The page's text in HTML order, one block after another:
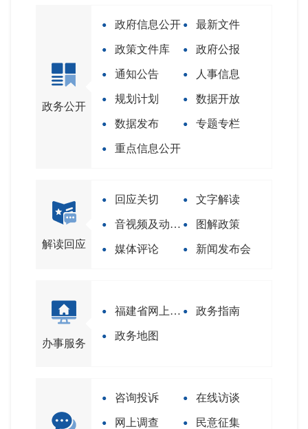
政务公开
政府信息公开 最新文件
政策文件库 政府公报
通知公告 人事信息
规划计划 数据开放
数据发布 专题专栏
重点信息公开
解读回应
回应关切 文字解读
音视频及动漫解读 图解政策
媒体评论 新闻发布会
办事服务
福建省网上办事大厅 政务指南
政务地图
咨询投诉 在线访谈
网上调查 民意征集